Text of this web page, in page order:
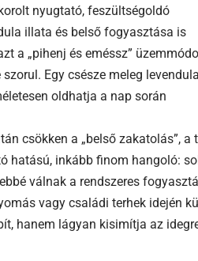
nyugtató, feszültségoldó
illata és belső fogyasztása is
a „pihenj és eméssz”
Egy csésze meleg
oldhatja a nap során
csökken a „belső zakatolás”, a
hatású, inkább finom hangoló:
válnak a rendszeres
vagy családi terhek idején
hanem lágyan kisimítja az